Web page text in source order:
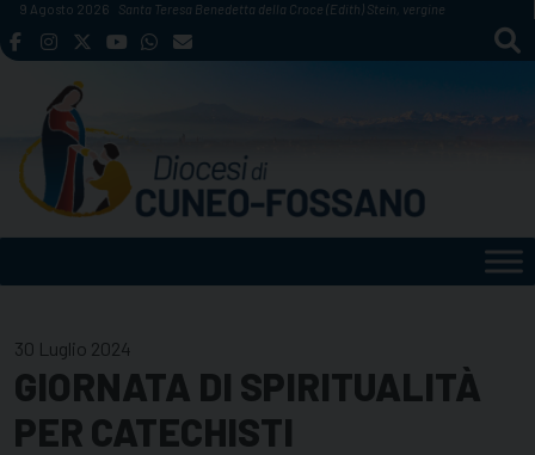
Skip
to
9 Agosto 2026 Santa Teresa Benedetta della Croce (Edith) Stein, vergine
30 Luglio 2024
GIORNATA DI SPIRITUALITÀ
PER CATECHISTI